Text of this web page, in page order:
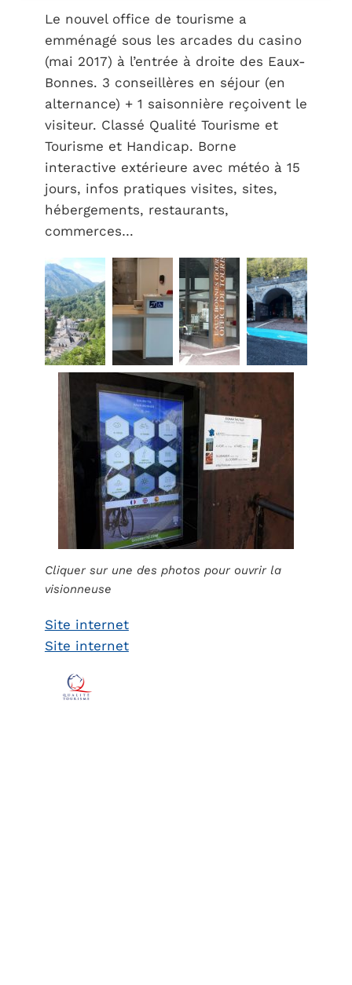
Le nouvel office de tourisme a
emménagé sous les arcades du casino
(mai 2017) à l’entrée à droite des Eaux-
Bonnes. 3 conseillères en séjour (en
alternance) + 1 saisonnière reçoivent le
visiteur. Classé Qualité Tourisme et
Tourisme et Handicap. Borne
interactive extérieure avec météo à 15
jours, infos pratiques visites, sites,
hébergements, restaurants,
commerces…
Cliquer sur une des photos pour ouvrir la
visionneuse
Site internet
Site internet